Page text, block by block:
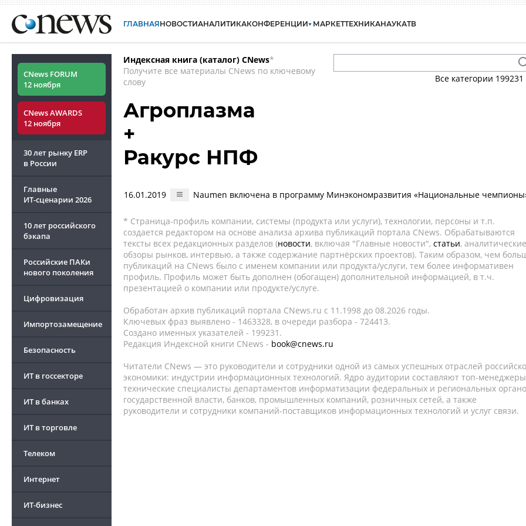
ГЛАВНАЯНОВОСТИАНАЛИТИКАКОНФЕРЕНЦИИ МАРКЕТТЕХНИКАНАУКАТВ
CNews FORUM
12 ноября
CNews AWARDS
12 ноября
30 лет рынку ERP
в России
Главные
ИТ-сценарии 2026
10 лет российского
бэкапа
Российские ПАКи
нового поколения
Цифровизация
Импортозамещение
Безопасность
ИТ в госсекторе
ИТ в банках
ИТ в торговле
Телеком
Интернет
ИТ-бизнес
Индексная книга (каталог) CNews*
Получите все материалы CNews по ключевому
слову
Все категории 199231
Агроплазма
+
Ракурс НПФ
16.01.2019 Naumen включена в программу Минэкономразвития «Национальные
* Страница-профиль компании, системы (продукта или услуги), технологии, персоны и т.п.
создается редактором на основе анализа архива публикаций портала CNews. Обрабатываются
тексты всех редакционных разделов (новости, включая "Главные новости", статьи, аналитические
обзоры рынков, интервью, а также содержание партнёрских проектов). Таким образом, чем
публикаций на CNews было с именем компании или продукта/услуги, тем более информативен
профиль. Профиль может быть дополнен (обогащен) дополнительной информацией, в т.ч.
презентацией о компании или продукте/услуге.
Обработан архив публикаций портала CNews.ru c 11.1998 до 08.2026 годы.
Ключевых фраз выявлено - 1463328, в очереди разбора - 724413.
Создано именных указателей - 199231.
Редакция Индексной книги CNews - book@cnews.ru
Читатели CNews — это руководители и сотрудники одной из самых успешных отраслей
экономики: индустрии информационных технологий. Ядро аудитории составляют топ-
технические специалисты департаментов информатизации федеральных и региональных
государственной власти, банков, промышленных компаний, розничных сетей, а также
руководители и сотрудники компаний-поставщиков информационных технологий и услуг связи.